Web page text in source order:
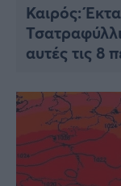
Καιρός:
αυτές τις 8